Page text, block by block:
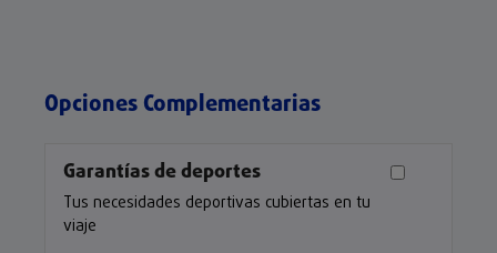
Opciones Complementarias
Garantías de deportes
Tus necesidades deportivas cubiertas en tu
viaje